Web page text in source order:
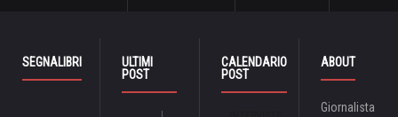
SEGNALIBRI
ULTIMI
POST
CALENDARIO
POST
ABOUT
Giornalista